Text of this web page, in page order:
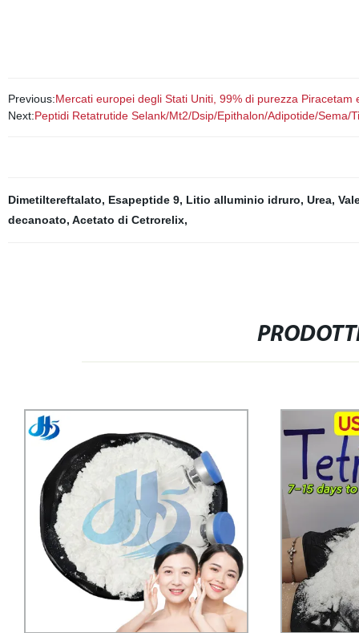
Previous:Mercati europei degli Stati Uniti, 99% di purezza
Next:Peptidi Retatrutide Selank/Mt2/Dsip/Epithalon/Adipotide/
Dimetiltereftalato, Esapeptide 9, Litio alluminio idruro, Urea,
decanoato, Acetato di Cetrorelix,